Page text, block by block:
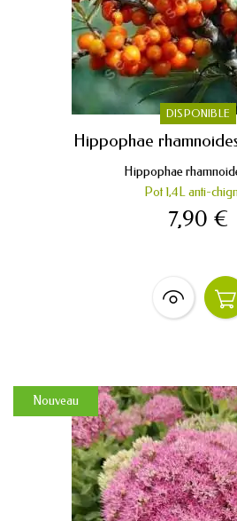
DISPONIBLE
Hippophae
Hippophae
Pot 1,4L anti-
7,90 €
Nouveau